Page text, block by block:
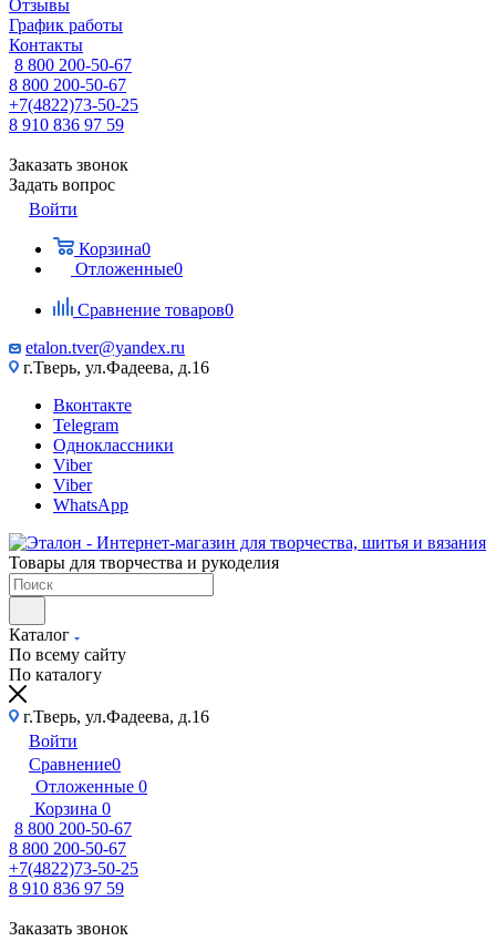
Отзывы
График работы
Контакты
8 800 200-50-67
8 800 200-50-67
+7(4822)73-50-25
8 910 836 97 59
Заказать звонок
Задать вопрос
Войти
Корзина0
Отложенные0
Сравнение товаров0
etalon.tver@yandex.ru
г.Тверь, ул.Фадеева, д.16
Вконтакте
Telegram
Одноклассники
Viber
Viber
WhatsApp
Товары для творчества и рукоделия
Каталог
По всему сайту
По каталогу
г.Тверь, ул.Фадеева, д.16
Войти
Сравнение0
Отложенные 0
Корзина 0
8 800 200-50-67
8 800 200-50-67
+7(4822)73-50-25
8 910 836 97 59
Заказать звонок